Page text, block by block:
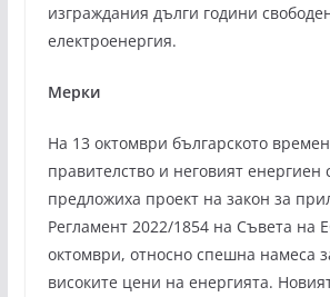
изграждания дълги години
електроенергия.
Мерки
На 13 октомври българското
правителство и неговият енергиен
предложиха проект на закон за
Регламент 2022/1854 на Съвета на
октомври, относно спешна намеса
високите цени на енергията.